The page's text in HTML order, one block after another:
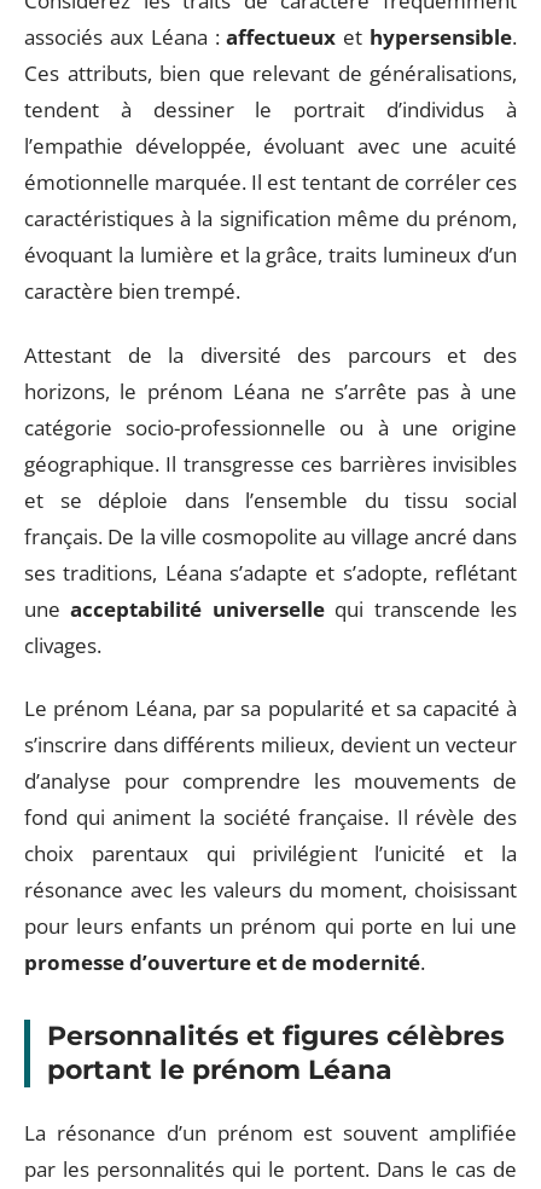
associés aux Léana :affectueux et hypersensible.
Ces attributs, bien que relevant de généralisations,
tendent à dessiner le portrait d’individus à
l’empathie développée, évoluant avec une acuité
émotionnelle marquée. Il est tentant de corréler ces
caractéristiques à la signification même du prénom,
évoquant la lumière et la grâce, traits lumineux d’un
caractère bien trempé.
Attestant de la diversité des parcours et des
horizons, le prénom Léana ne s’arrête pas à une
catégorie socio-professionnelle ou à une origine
géographique. Il transgresse ces barrières invisibles
et se déploie dans l’ensemble du tissu social
français. De la ville cosmopolite au village ancré dans
ses traditions, Léana s’adapte et s’adopte, reflétant
uneacceptabilité universellequi transcende les
clivages.
Le prénom Léana, par sa popularité et sa capacité à
s’inscrire dans différents milieux, devient un vecteur
d’analyse pour comprendre les mouvements de
fond qui animent la société française. Il révèle des
choix parentaux qui privilégient l’unicité et la
résonance avec les valeurs du moment, choisissant
pour leurs enfants un prénom qui porte en lui une
promesse d’ouverture et de modernité.
Personnalités et figures célèbres
portant le prénom Léana
La résonance d’un prénom est souvent amplifiée
par les personnalités qui le portent. Dans le cas de